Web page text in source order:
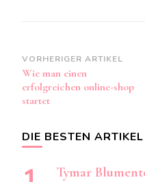
VORHERIGER ARTIKEL
Wie man einen
erfolgreichen online-shop
startet
DIE BESTEN ARTIKEL
Tymar